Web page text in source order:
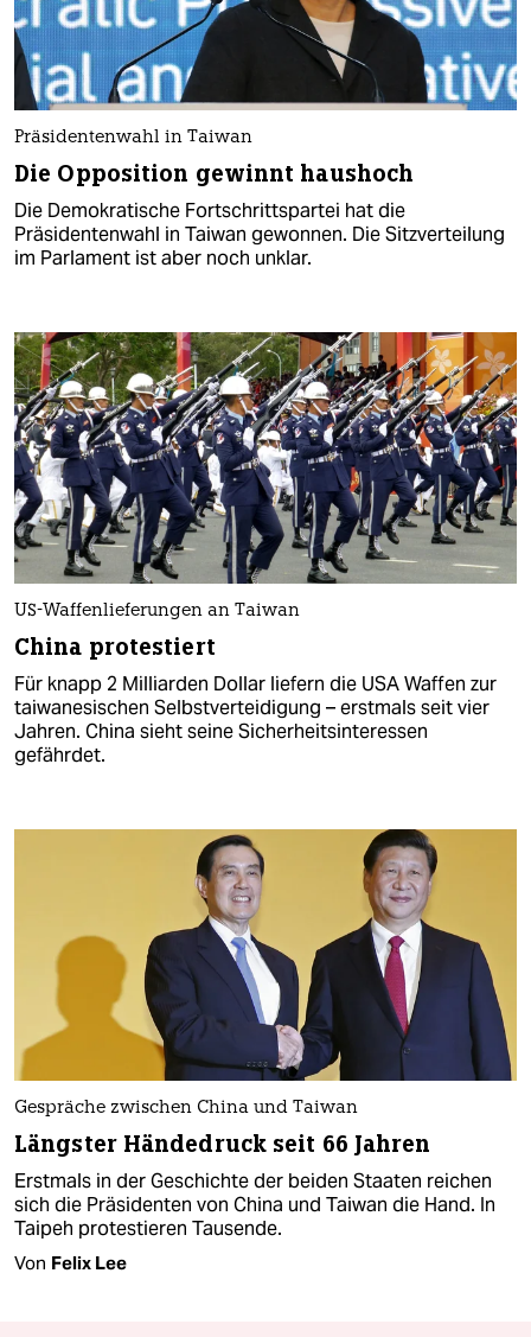
Präsidentenwahl in Taiwan
Die Opposition gewinnt haushoch
Die Demokratische Fortschrittspartei hat die
Präsidentenwahl in Taiwan gewonnen. Die Sitzverteilung
im Parlament ist aber noch unklar.
US-Waffenlieferungen an Taiwan
China protestiert
Für knapp 2 Milliarden Dollar liefern die USA Waffen zur
taiwanesischen Selbstverteidigung – erstmals seit vier
Jahren. China sieht seine Sicherheitsinteressen
gefährdet.
Gespräche zwischen China und Taiwan
Längster Händedruck seit 66 Jahren
Erstmals in der Geschichte der beiden Staaten reichen
sich die Präsidenten von China und Taiwan die Hand. In
Taipeh protestieren Tausende.
Von Felix Lee